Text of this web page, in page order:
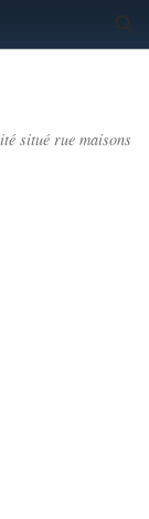
situé rue maisons